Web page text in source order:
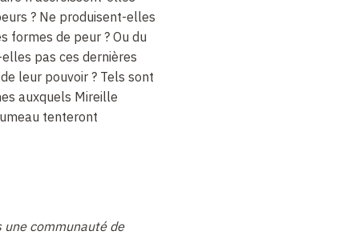
? Ne produisent-elles
formes de peur ? Ou du
pas ces dernières
leur pouvoir ? Tels sont
auxquels Mireille
tenteront
une communauté de